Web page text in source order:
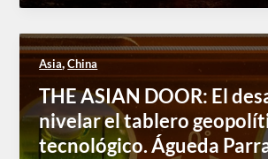
Asia,China
THE ASIAN DOOR: El
nivelar el tablero
tecnológico. Águeda